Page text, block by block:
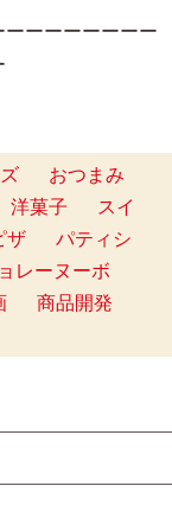
ーーーーーーー
おつまみ
洋菓子
スイ
ザ
パティシ
レーヌーボ
商品開発